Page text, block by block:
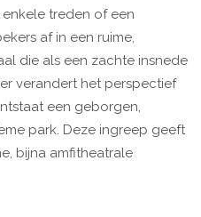
treden of een
af in een ruime,
die als een zachte insnede
verandert het perspectief
een geborgen,
park. Deze ingreep geeft
bijna amfitheatrale